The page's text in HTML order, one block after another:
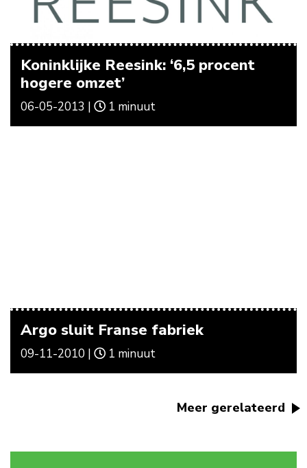
Koninklijke Reesink: ‘6,5 procent
hogere omzet’
06-05-2013 | 1 minuut
Argo sluit Franse fabriek
09-11-2010 | 1 minuut
Meer gerelateerd